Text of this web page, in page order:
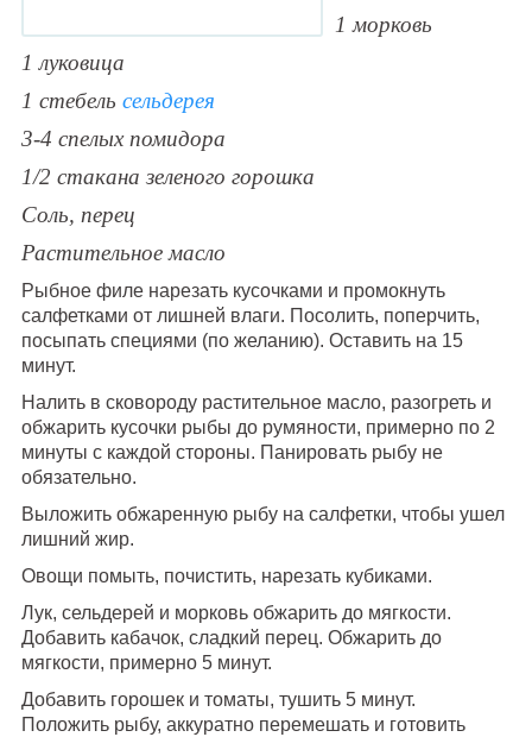
1 морковь
1 луковица
1 стебель сельдерея
3-4 спелых помидора
1/2 стакана зеленого горошка
Соль, перец
Растительное масло
Рыбное филе нарезать кусочками и промокнуть
салфетками от лишней влаги. Посолить, поперчить,
посыпать специями (по желанию). Оставить на 15
минут.
Налить в сковороду растительное масло, разогреть и
обжарить кусочки рыбы до румяности, примерно по 2
минуты с каждой стороны. Панировать рыбу не
обязательно.
Выложить обжаренную рыбу на салфетки, чтобы ушел
лишний жир.
Овощи помыть, почистить, нарезать кубиками.
Лук, сельдерей и морковь обжарить до мягкости.
Добавить кабачок, сладкий перец. Обжарить до
мягкости, примерно 5 минут.
Добавить горошек и томаты, тушить 5 минут.
Положить рыбу, аккуратно перемешать и готовить